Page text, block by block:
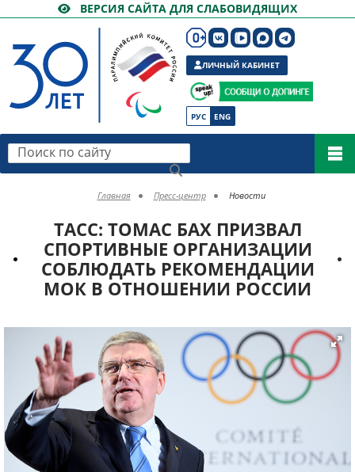
ВЕРСИЯ САЙТА ДЛЯ СЛАБОВИДЯЩИХ
РУС ENG
ЛИЧНЫЙ КАБИНЕТ
Поиск по сайту
Главная Пресс-центр Новости
ТАСС: ТОМАС БАХ ПРИЗВАЛ
СПОРТИВНЫЕ ОРГАНИЗАЦИИ
СОБЛЮДАТЬ РЕКОМЕНДАЦИИ
МОК В ОТНОШЕНИИ РОССИИ